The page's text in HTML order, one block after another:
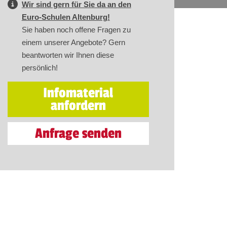
Wir sind gern für Sie da an den
Euro-Schulen Altenburg!
Sie haben noch offene Fragen zu
einem unserer Angebote? Gern
beantworten wir Ihnen diese
persönlich!
Infomaterial
anfordern
Anfrage senden